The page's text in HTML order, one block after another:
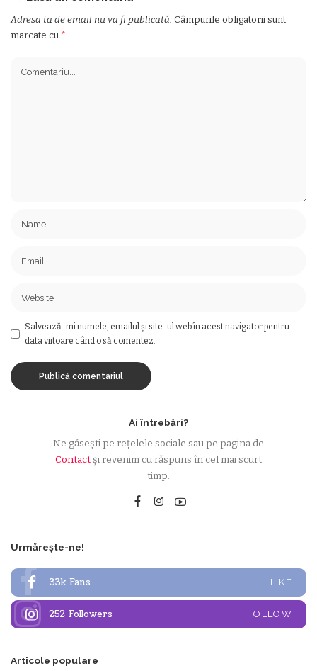
Adresa ta de email nu va fi publicată. Câmpurile obligatorii sunt
marcate cu *
Salvează-mi numele, emailul și site-ul web în acest navigator pentru
data viitoare când o să comentez.
Ai întrebări?
Ne găsești pe rețelele sociale sau pe pagina de
Contactși revenim cu răspuns în cel mai scurt
timp.
Urmărește-ne!
33k Fans LIKE
252 Followers FOLLOW
Articole populare